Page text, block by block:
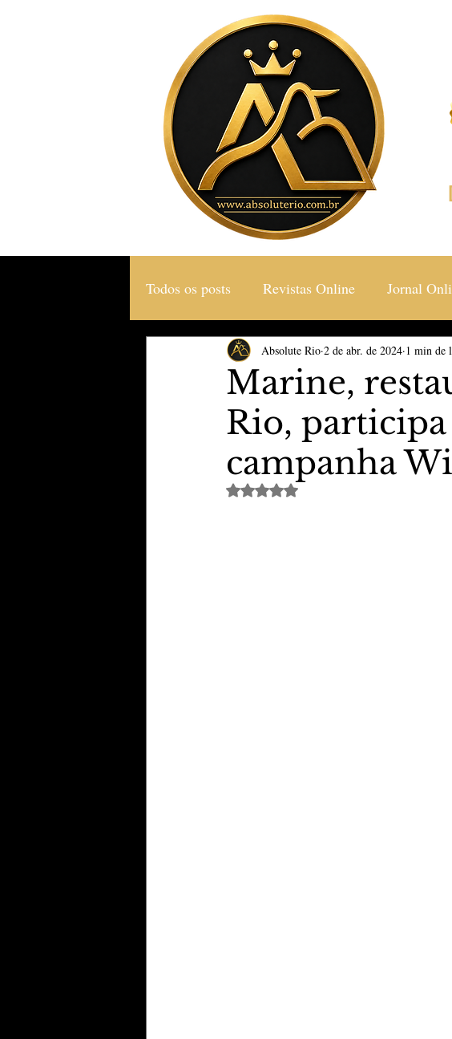
Todos os posts Revistas Online Jornal
Gastronomia & Turismo Social & Estilos
TheVipClubBusiness Revistas The Vip
Educação & Tecnologia Esporte & Lazer
Marine,
Rio, participa
campanha
Absolute Rio 2 de abr. de 2024 1 min de
Avaliado com NaN de 5 estrelas.